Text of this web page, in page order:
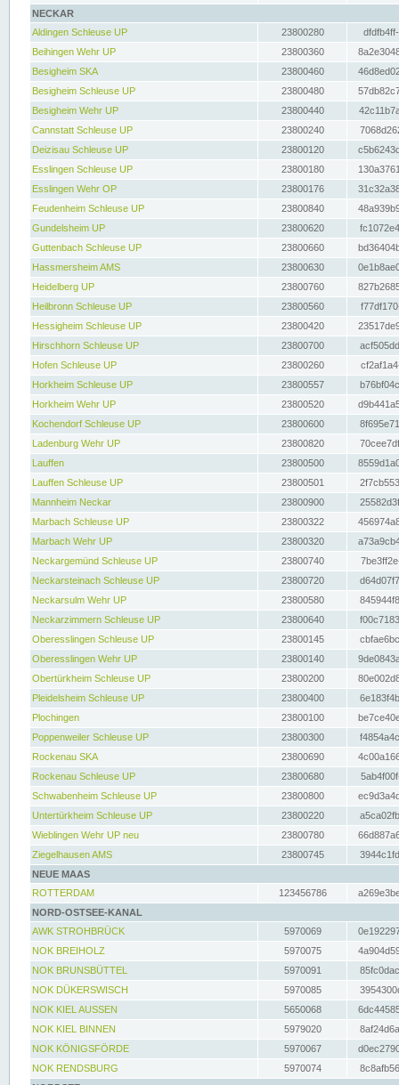
NECKAR
Aldingen Schleuse UP
23800280
Beihingen Wehr UP
23800360
Besigheim SKA
23800460
Besigheim Schleuse UP
23800480
Besigheim Wehr UP
23800440
Cannstatt Schleuse UP
23800240
Deizisau Schleuse UP
23800120
Esslingen Schleuse UP
23800180
Esslingen Wehr OP
23800176
Feudenheim Schleuse UP
23800840
Gundelsheim UP
23800620
Guttenbach Schleuse UP
23800660
Hassmersheim AMS
23800630
Heidelberg UP
23800760
Heilbronn Schleuse UP
23800560
Hessigheim Schleuse UP
23800420
Hirschhorn Schleuse UP
23800700
Hofen Schleuse UP
23800260
Horkheim Schleuse UP
23800557
Horkheim Wehr UP
23800520
Kochendorf Schleuse UP
23800600
Ladenburg Wehr UP
23800820
Lauffen
23800500
Lauffen Schleuse UP
23800501
Mannheim Neckar
23800900
Marbach Schleuse UP
23800322
Marbach Wehr UP
23800320
Neckargemünd Schleuse UP
23800740
Neckarsteinach Schleuse UP
23800720
Neckarsulm Wehr UP
23800580
Neckarzimmern Schleuse UP
23800640
Oberesslingen Schleuse UP
23800145
Oberesslingen Wehr UP
23800140
Obertürkheim Schleuse UP
23800200
Pleidelsheim Schleuse UP
23800400
Plochingen
23800100
Poppenweiler Schleuse UP
23800300
Rockenau SKA
23800690
Rockenau Schleuse UP
23800680
Schwabenheim Schleuse UP
23800800
Untertürkheim Schleuse UP
23800220
Wieblingen Wehr UP neu
23800780
Ziegelhausen AMS
23800745
NEUE MAAS
ROTTERDAM
123456786
NORD-OSTSEE-KANAL
AWK STROHBRÜCK
5970069
NOK BREIHOLZ
5970075
NOK BRUNSBÜTTEL
5970091
NOK DÜKERSWISCH
5970085
NOK KIEL AUSSEN
5650068
NOK KIEL BINNEN
5979020
NOK KÖNIGSFÖRDE
5970067
NOK RENDSBURG
5970074